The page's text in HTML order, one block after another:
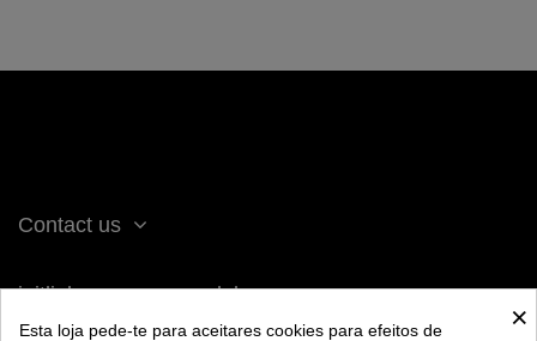
Contact us
iqitlinksmanager module
×
Esta loja pede-te para aceitares cookies para efeitos de